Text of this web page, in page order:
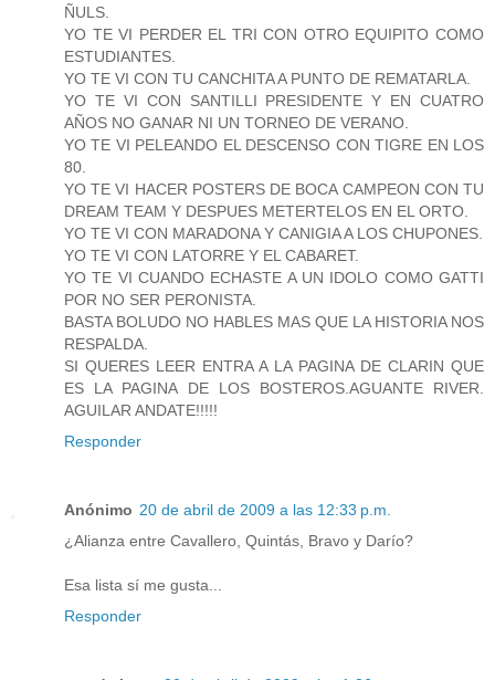
ÑULS.
YO TE VI PERDER EL TRI CON OTRO EQUIPITO COMO
ESTUDIANTES.
YO TE VI CON TU CANCHITA A PUNTO DE REMATARLA.
YO TE VI CON SANTILLI PRESIDENTE Y EN CUATRO
AÑOS NO GANAR NI UN TORNEO DE VERANO.
YO TE VI PELEANDO EL DESCENSO CON TIGRE EN LOS
80.
YO TE VI HACER POSTERS DE BOCA CAMPEON CON TU
DREAM TEAM Y DESPUES METERTELOS EN EL ORTO.
YO TE VI CON MARADONA Y CANIGIA A LOS CHUPONES.
YO TE VI CON LATORRE Y EL CABARET.
YO TE VI CUANDO ECHASTE A UN IDOLO COMO GATTI
POR NO SER PERONISTA.
BASTA BOLUDO NO HABLES MAS QUE LA HISTORIA NOS
RESPALDA.
SI QUERES LEER ENTRA A LA PAGINA DE CLARIN QUE
ES LA PAGINA DE LOS BOSTEROS.AGUANTE RIVER.
AGUILAR ANDATE!!!!!
Responder
Anónimo 20 de abril de 2009 a las 12:33 p.m.
¿Alianza entre Cavallero, Quintás, Bravo y Darío?
Esa lista sí me gusta...
Responder